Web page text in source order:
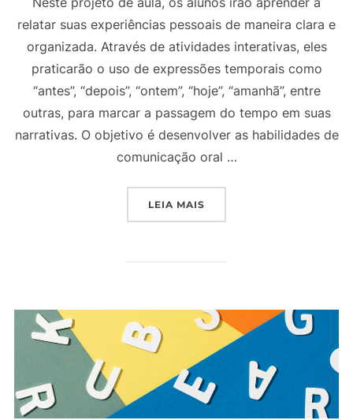
relatar suas experiências pessoais de maneira clara e
organizada. Através de atividades interativas, eles
praticarão o uso de expressões temporais como
“antes”, “depois”, “ontem”, “hoje”, “amanhã”, entre
outras, para marcar a passagem do tempo em suas
narrativas. O objetivo é desenvolver as habilidades de
comunicação oral …
LEIA MAIS